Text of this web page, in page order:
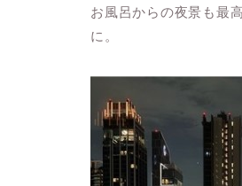
お風呂からの夜景も最
に。